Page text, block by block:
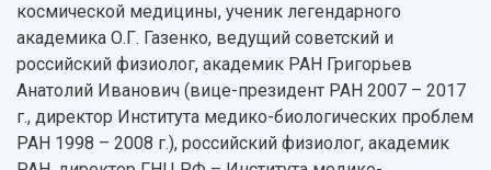
космической медицины, ученик легендарного
академика О.Г. Газенко, ведущий советский и
российский физиолог, академик РАН Григорьев
Анатолий Иванович (вице-президент РАН 2007 – 2017
г., директор Института медико-биологических проблем
РАН 1998 – 2008 г.), российский физиолог, академик